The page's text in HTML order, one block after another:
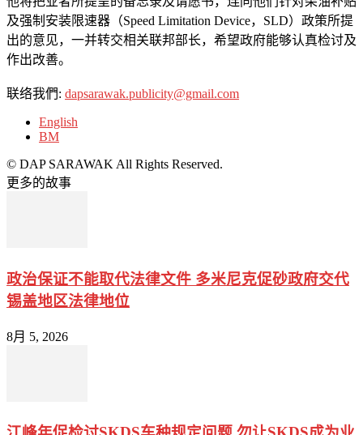
及强制安装限速器（Speed Limitation Device，SLD）政策所提
出的意见，一并转交相关联邦部长，希望政府能够认真检讨及
作出改善。
联络我們: dapsarawak.publicity@gmail.com
English
BM
© DAP SARAWAK All Rights Reserved.
更多的故事
政治保证不能取代法律文件 多米尼克促砂政府交代
锡盖地区法律地位
8月 5, 2026